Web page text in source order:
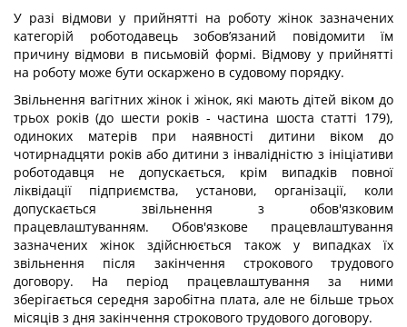
У разі відмови у прийнятті на роботу жінок зазначених
категорій роботодавець зобов’язаний повідомити їм
причину відмови в письмовій формі. Відмову у прийнятті
на роботу може бути оскаржено в судовому порядку.
Звільнення вагітних жінок і жінок, які мають дітей віком до
трьох років (до шести років - частина шоста статті 179),
одиноких матерів при наявності дитини віком до
чотирнадцяти років або дитини з інвалідністю з ініціативи
роботодавця не допускається, крім випадків повної
ліквідації підприємства, установи, організації, коли
допускається звільнення з обов'язковим
працевлаштуванням. Обов'язкове працевлаштування
зазначених жінок здійснюється також у випадках їх
звільнення після закінчення строкового трудового
договору. На період працевлаштування за ними
зберігається середня заробітна плата, але не більше трьох
місяців з дня закінчення строкового трудового договору.